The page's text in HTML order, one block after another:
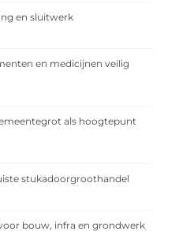
en sluitwerk
en medicijnen veilig
als hoogtepunt
stukadoorgroothandel
bouw, infra en grondwerk